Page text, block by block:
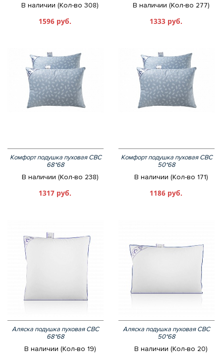
В наличии (Кол-во 308)
1596 руб.
В наличии (Кол-во 277)
1333 руб.
Комфорт подушка пуховая СВС
68*68
В наличии (Кол-во 238)
1317 руб.
Комфорт подушка пуховая СВС
50*68
В наличии (Кол-во 171)
1186 руб.
Аляска подушка пуховая СВС
68*68
В наличии (Кол-во 19)
Аляска подушка пуховая СВС
50*68
В наличии (Кол-во 20)